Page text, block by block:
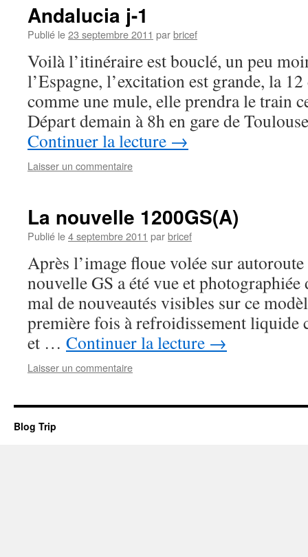
Andalucia j-1
Publié le23 septembre 2011 parbricef
Voilà l’itinéraire est bouclé, un peu
l’Espagne, l’excitation est grande, la
comme une mule, elle prendra le train
Départ demain à 8h en gare de
Continuer la lecture →
Laisser un commentaire
La nouvelle 1200GS(A)
Publié le4 septembre 2011 parbricef
Après l’image floue volée sur autoroute
nouvelle GS a été vue et
mal de nouveautés visibles sur ce
première fois à refroidissement liquide
et … Continuer la lecture →
Laisser un commentaire
Blog Trip